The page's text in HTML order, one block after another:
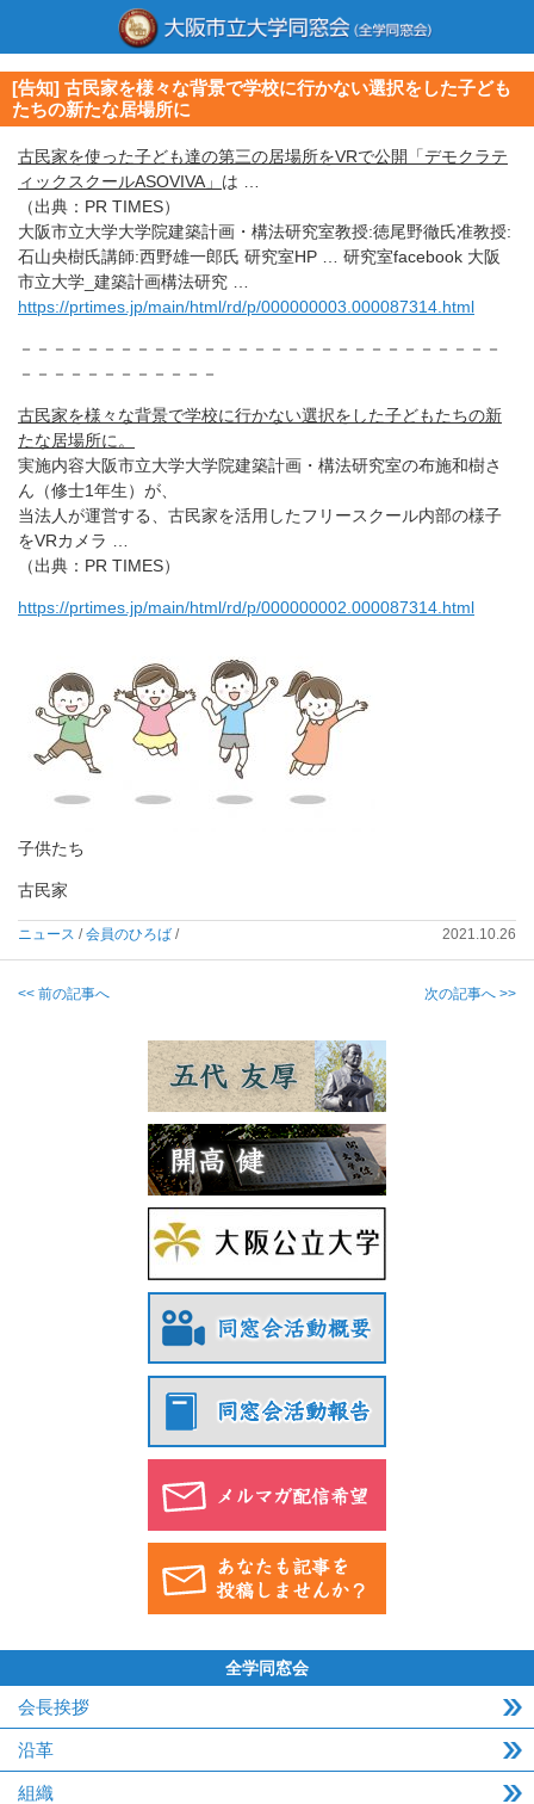
[告知] 古民家を様々な背景で学校に行かない選択をした子ども
たちの新たな居場所に
古民家を使った子ども達の第三の居場所をVRで公開「デモクラテ
ィックスクールASOVIVA」 は …
（出典：PR TIMES）
大阪市立大学大学院建築計画・構法研究室教授:徳尾野徹氏准教授:
石山央樹氏講師:西野雄一郎氏 研究室HP … 研究室facebook 大阪
市立大学_建築計画構法研究 …
https://prtimes.jp/main/html/rd/p/000000003.000087314.html
－－－－－－－－－－－－－－－－－－－－－－－－－－－－－
－－－－－－－－－－－－
古民家を様々な背景で学校に行かない選択をした子どもたちの新
たな居場所に。
実施内容大阪市立大学大学院建築計画・構法研究室の布施和樹さ
ん（修士1年生）が、
当法人が運営する、古民家を活用したフリースクール内部の様子
をVRカメラ …
（出典：PR TIMES）
https://prtimes.jp/main/html/rd/p/000000002.000087314.html
子供たち
古民家
ニュース /会員のひろば / 2021.10.26
<< 前の記事へ 次の記事へ >>
全学同窓会
会長挨拶
沿革
組織